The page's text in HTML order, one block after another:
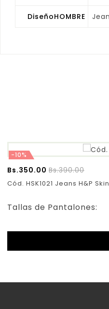
DiseñoHOMBRE
-10%
Bs.390.00
Bs.350.00
Cód. HSK1021 Jeans H&P
Tallas de Pantalones: